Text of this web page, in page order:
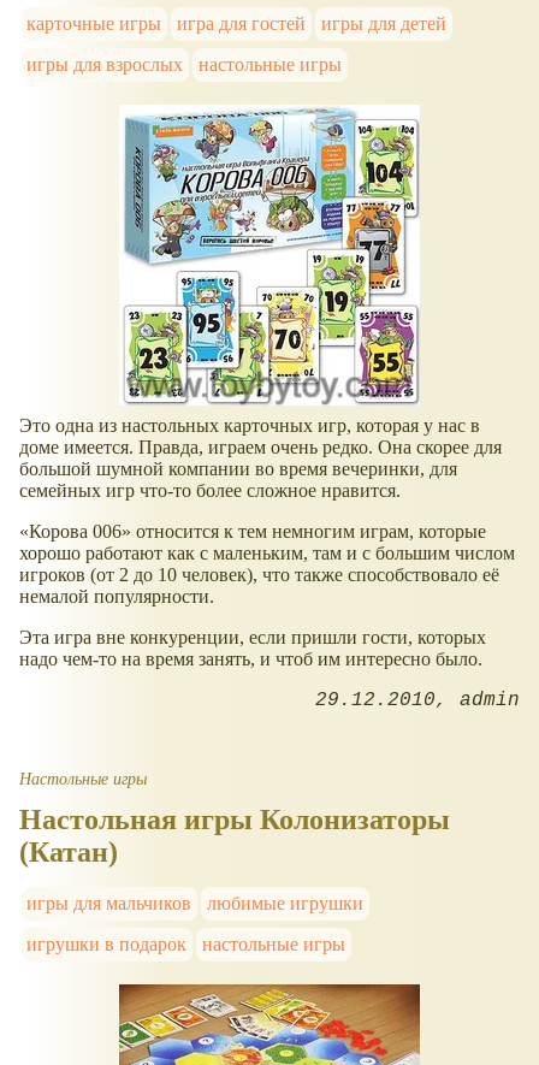
карточные игры игра для гостей
игры для детей
игры для взрослых
настольные игры
Это одна из настольных карточных игр, которая у нас в
доме имеется. Правда, играем очень редко. Она скорее для
большой шумной компании во время вечеринки, для
семейных игр что-то более сложное нравится.
«Корова 006» относится к тем немногим играм, которые
хорошо работают как с маленьким, там и с большим числом
игроков (от 2 до 10 человек), что также способствовало её
немалой популярности.
Эта игра вне конкуренции, если пришли гости, которых
надо чем-то на время занять, и чтоб им интересно было.
29.12.2010 admin
Настольные игры
Настольная игры Колонизаторы
(Катан)
игры для мальчиков
любимые игрушки
игрушки в подарок
настольные игры